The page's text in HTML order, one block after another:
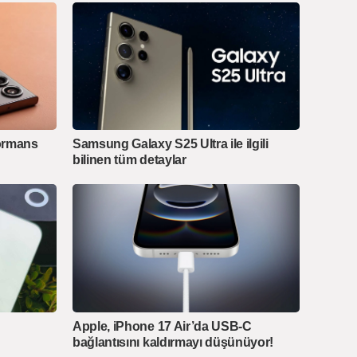
Samsung Galaxy S25 Ultra ile ilgili
bilinen tüm detaylar
Apple, iPhone 17 Air’da USB-C
bağlantısını kaldırmayı düşünüyor!